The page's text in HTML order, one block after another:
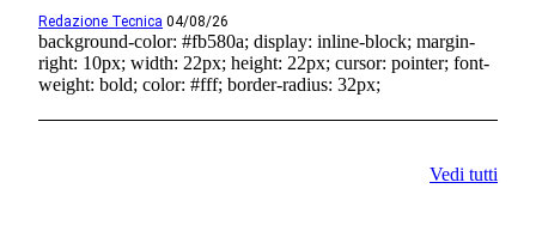
Redazione Tecnica 04/08/26
background-color: #fb580a; display: inline-block; margin-
right: 10px; width: 22px; height: 22px; cursor: pointer; font-
weight: bold; color: #fff; border-radius: 32px;
Vedi tutti